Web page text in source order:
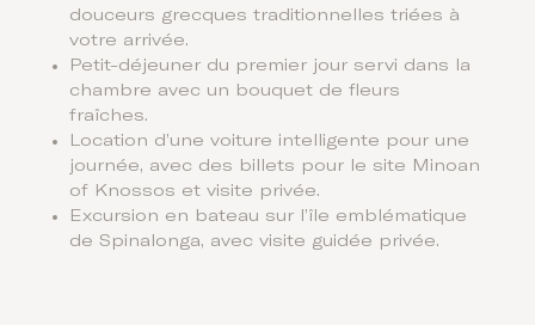
douceurs grecques traditionnelles triées à
votre arrivée.
Petit-déjeuner du premier jour servi dans la
chambre avec un bouquet de fleurs
fraîches.
Location d’une voiture intelligente pour une
journée, avec des billets pour le site Minoan
of Knossos et visite privée.
Excursion en bateau sur l’île emblématique
de Spinalonga, avec visite guidée privée.